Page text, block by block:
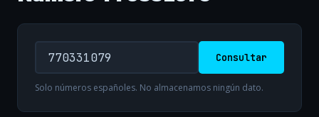
Consultar
Solo números españoles. No almacenamos ningún dato.